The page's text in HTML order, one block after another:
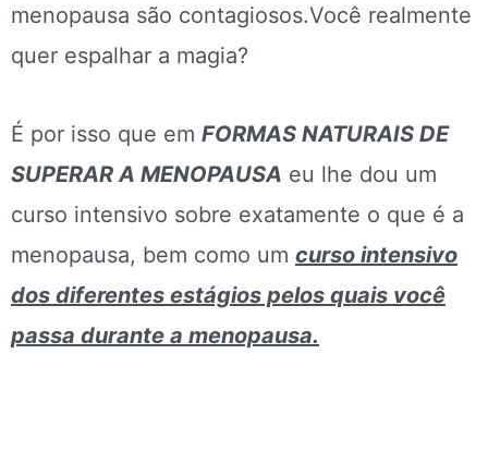
menopausa são contagiosos.Você realmente
quer espalhar a magia?
É por isso que em FORMAS NATURAIS DE
SUPERAR A MENOPAUSA eu lhe dou um
curso intensivo sobre exatamente o que é a
menopausa, bem como um curso intensivo
dos diferentes estágios pelos quais você
passa durante a menopausa.